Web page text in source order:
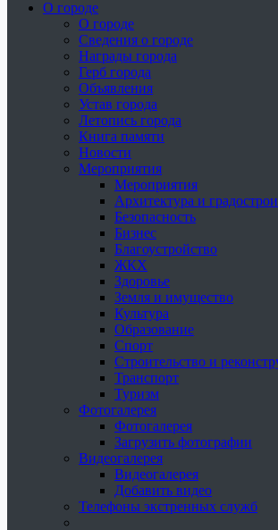
О городе
О городе
Сведения о городе
Награды города
Герб города
Объявления
Устав города
Летопись города
Книга памяти
Новости
Мероприятия
Мероприятия
Архитектура и
Безопасность
Бизнес
Благоустройство
ЖКХ
Здоровье
Земля и имущество
Культура
Образование
Спорт
Строительство и
Транспорт
Туризм
Фотогалерея
Фотогалерея
Загрузить фотографии
Видеогалерея
Видеогалерея
Добавить видео
Телефоны экстренных служб